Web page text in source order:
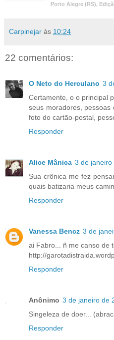
Porto Alegre (RS),
Carpinejar às 10:24
22 comentários:
O Neto do Herculano 3
Certamente, o o principal
seus moradores,
foto do cartão-postal,
Responder
Alice Mânica 3 de janeiro
Sua crônica me fez
quais batizaria meus
Responder
Vanessa Bencz 3 de
ai Fabro... ñ me canso de
http://
Responder
Anônimo 3 de janeiro de
Singeleza de doer...
Responder